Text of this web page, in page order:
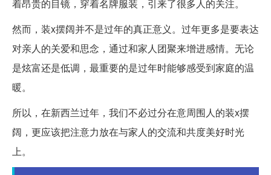
着昂贵的目镜，穿着名牌服装，引来了很多人的关注。
然而，装x摆阔并不是过年的真正意义。过年更多是要表达
对亲人的关爱和思念，通过和家人团聚来增进感情。无论
是炫富还是低调，最重要的是过年时能够感受到家庭的温
暖。
所以，在新西兰过年，我们不必过分在意周围人的装x摆
阔，更应该把注意力放在与家人的交流和共度美好时光
上。